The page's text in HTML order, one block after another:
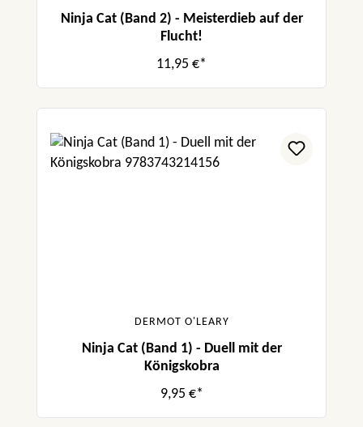
Ninja Cat (Band 2) - Meisterdieb auf der
Flucht!
11,95 €*
DERMOT O'LEARY
Ninja Cat (Band 1) - Duell mit der
Königskobra
9,95 €*